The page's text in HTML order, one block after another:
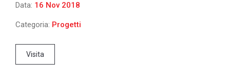
Data: 16 Nov 2018
Categoria: Progetti
Visita